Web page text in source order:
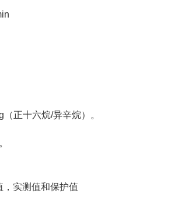
（正十六烷/异辛烷） 。
。
实测值和保护值